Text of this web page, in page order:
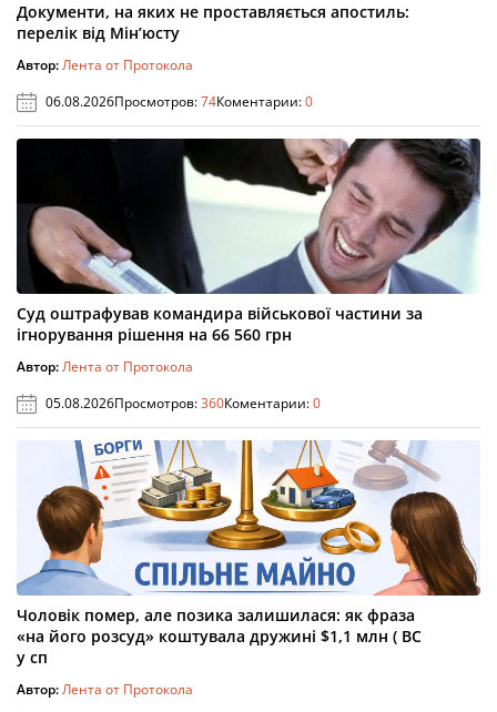
Документи, на яких не проставляється апостиль:
перелік від Мін’юсту
Автор:Лента от Протокола
06.08.2026Просмотров:74Коментарии:0
Суд оштрафував командира військової частини за
ігнорування рішення на 66 560 грн
Автор:Лента от Протокола
05.08.2026Просмотров:360Коментарии:0
Чоловік помер, але позика залишилася: як фраза
«на його розсуд» коштувала дружині $1,1 млн ( ВС
у сп
Автор:Лента от Протокола